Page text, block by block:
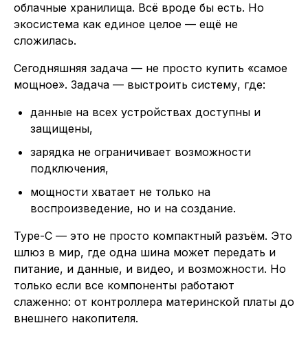
облачные хранилища. Всё вроде бы есть. Но
экосистема как единое целое — ещё не
сложилась.
Сегодняшняя задача — не просто купить «самое
мощное». Задача — выстроить систему, где:
данные на всех устройствах доступны и
защищены,
зарядка не ограничивает возможности
подключения,
мощности хватает не только на
воспроизведение, но и на создание.
Type-C — это не просто компактный разъём. Это
шлюз в мир, где одна шина может передать и
питание, и данные, и видео, и возможности. Но
только если все компоненты работают
слаженно: от контроллера материнской платы до
внешнего накопителя.